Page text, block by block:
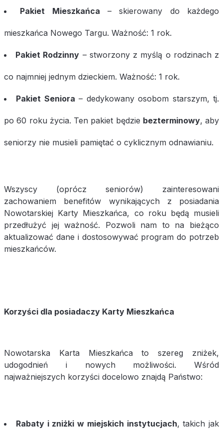
Pakiet Mieszkańca – skierowany do każdego
mieszkańca Nowego Targu. Ważność: 1 rok.
Pakiet Rodzinny – stworzony z myślą o rodzinach z
co najmniej jednym dzieckiem. Ważność: 1 rok.
Pakiet Seniora – dedykowany osobom starszym, tj.
po 60 roku życia. Ten pakiet będzie bezterminowy, aby
seniorzy nie musieli pamiętać o cyklicznym odnawianiu.
Wszyscy (oprócz seniorów) zainteresowani
zachowaniem benefitów wynikających z posiadania
Nowotarskiej Karty Mieszkańca, co roku będą musieli
przedłużyć jej ważność. Pozwoli nam to na bieżąco
aktualizować dane i dostosowywać program do potrzeb
mieszkańców.
Korzyści dla posiadaczy Karty Mieszkańca
Nowotarska Karta Mieszkańca to szereg zniżek,
udogodnień i nowych możliwości. Wśród
najważniejszych korzyści docelowo znajdą Państwo:
Rabaty i zniżki w miejskich instytucjach, takich jak